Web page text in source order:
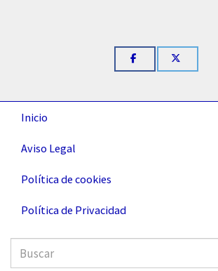
Inicio
Aviso Legal
Política de cookies
Política de Privacidad